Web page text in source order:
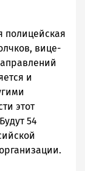
полицейская
вице-
и
этот
54